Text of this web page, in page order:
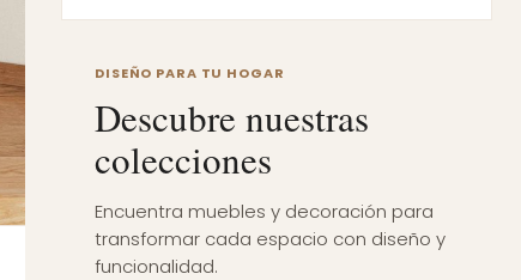
DISEÑO PARA TU HOGAR
Descubre nuestras
colecciones
Encuentra muebles y decoración para
transformar cada espacio con diseño y
funcionalidad.